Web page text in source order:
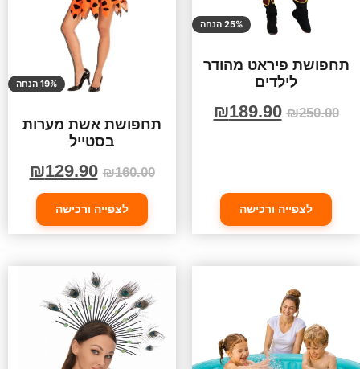
25% הנחה
תחפושת פיראט מהודר
לילדים
₪250.00
₪189.90
לצפייה ורכישה
19% הנחה
תחפושת אשת מערות
בסטייל
₪160.00
₪129.90
לצפייה ורכישה